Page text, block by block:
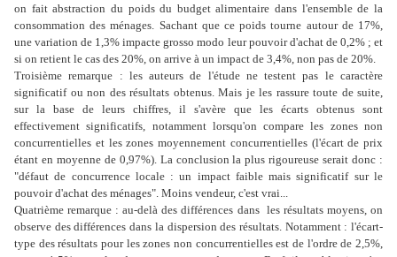
on fait abstraction du poids du budget alimentaire dans l'ensemble de la
consommation des ménages. Sachant que ce poids tourne autour de 17%,
une variation de 1,3% impacte grosso modo leur pouvoir d'achat de 0,2% ; et
si on retient le cas des 20%, on arrive à un impact de 3,4%, non pas de 20%.
Troisième remarque : les auteurs de l'étude ne testent pas le caractère
significatif ou non des résultats obtenus. Mais je les rassure toute de suite,
sur la base de leurs chiffres, il s'avère que les écarts obtenus sont
effectivement significatifs, notamment lorsqu'on compare les zones non
concurrentielles et les zones moyennement concurrentielles (l'écart de prix
étant en moyenne de 0,97%). La conclusion la plus rigoureuse serait donc :
"défaut de concurrence locale : un impact faible mais significatif sur le
pouvoir d'achat des ménages". Moins vendeur, c'est vrai...
Quatrième remarque : au-delà des différences dans les résultats moyens, on
observe des différences dans la dispersion des résultats. Notamment : l'écart-
type des résultats pour les zones non concurrentielles est de l'ordre de 2,5%,